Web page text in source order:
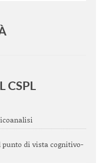
CSPL
punto di vista cognitivo-